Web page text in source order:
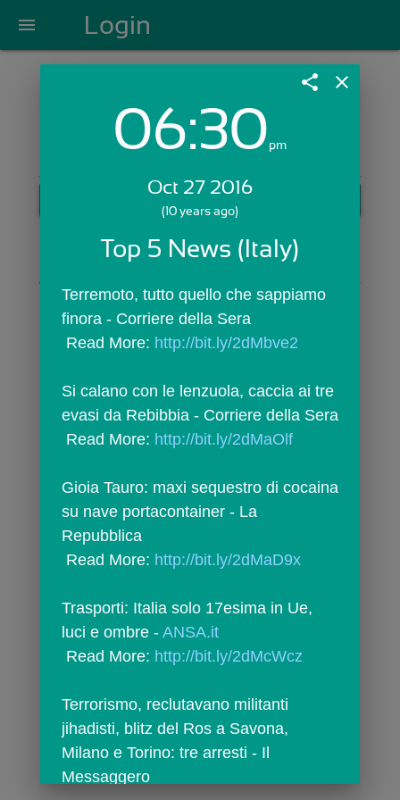
menu Login
Login with Email:
Skip Sign In >>
share close
06:30pm
Oct 27 2016
(10 years ago)
Top 5 News (Italy)
Terremoto, tutto quello che sappiamo
finora - Corriere della Sera
Read More: http://bit.ly/2dMbve2
Si calano con le lenzuola, caccia ai tre
evasi da Rebibbia - Corriere della Sera
Read More: http://bit.ly/2dMaOlf
Gioia Tauro: maxi sequestro di cocaina
su nave portacontainer - La
Repubblica
Read More: http://bit.ly/2dMaD9x
Trasporti: Italia solo 17esima in Ue,
luci e ombre - ANSA.it
Read More: http://bit.ly/2dMcWcz
Terrorismo, reclutavano militanti
jihadisti, blitz del Ros a Savona,
Milano e Torino: tre arresti - Il
Messaggero